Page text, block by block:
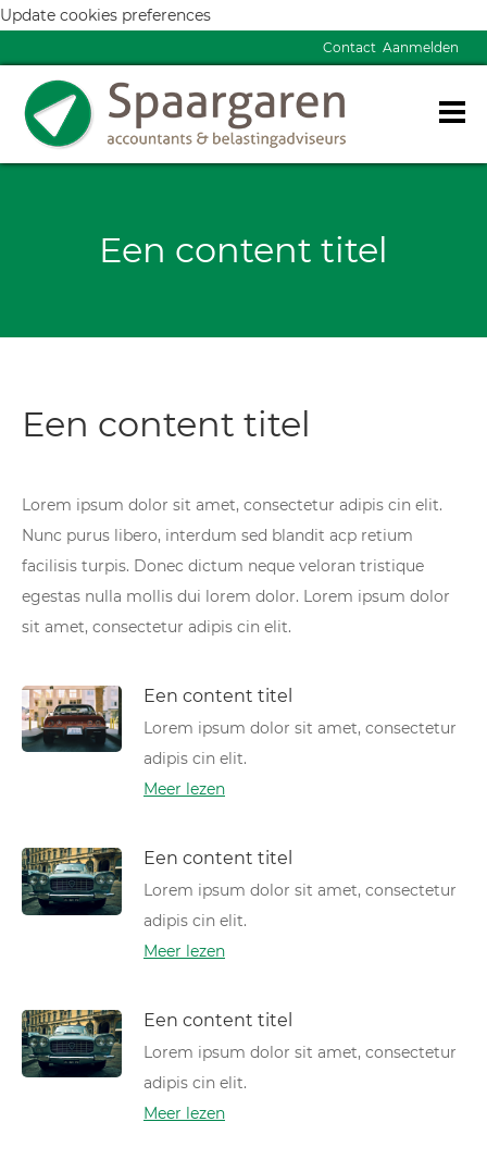
Update cookies preferences
Contact Aanmelden
Een content titel
Een content titel
Lorem ipsum dolor sit amet, consectetur adipis cin elit.
Nunc purus libero, interdum sed blandit acp retium
facilisis turpis. Donec dictum neque veloran tristique
egestas nulla mollis dui lorem dolor. Lorem ipsum dolor
sit amet, consectetur adipis cin elit.
Een content titel
Lorem ipsum dolor sit amet, consectetur
adipis cin elit.
Meer lezen
Een content titel
Lorem ipsum dolor sit amet, consectetur
adipis cin elit.
Meer lezen
Een content titel
Lorem ipsum dolor sit amet, consectetur
adipis cin elit.
Meer lezen